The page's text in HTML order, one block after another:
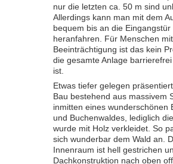
nur die letzten ca. 50 m sind
Allerdings kann man mit dem
bequem bis an die Eingangstür
heranfahren. Für Menschen
Beeinträchtigung ist das kein
die gesamte Anlage
ist.
Etwas tiefer gelegen
Bau bestehend aus massivem
inmitten eines wunderschönen
und Buchenwaldes, lediglich
wurde mit Holz verkleidet. So
sich wunderbar dem Wald an.
Innenraum ist hell gestrichen
Dachkonstruktion nach oben